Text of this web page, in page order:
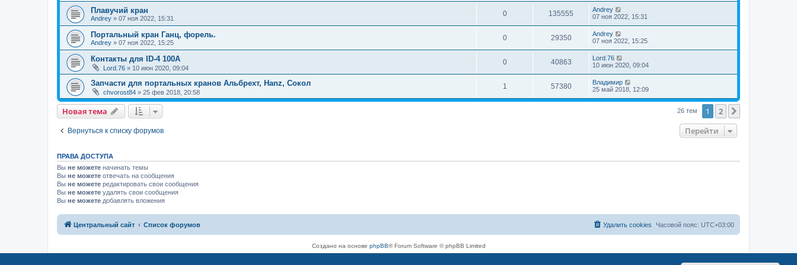
Плавучий кран
Andrey » 07 ноя 2022, 15:31
0 135555
Andrey
07 ноя 2022, 15:31
Портальный кран Ганц, форель.
Andrey » 07 ноя 2022, 15:25
0 29350
Andrey
07 ноя 2022, 15:25
Контакты для ID-4 100A
Lord.76 » 10 июн 2020, 09:04
0 40863
Lord.76
10 июн 2020, 09:04
Запчасти для портальных кранов Альбрехт, Hanz, Сокол
chvorost84 » 25 фев 2018, 20:58
1 57380
Владимир
25 май 2018, 12:09
Новая тема 26 тем 1 2
Вернуться к списку форумов Перейти
ПРАВА ДОСТУПА
Вы не можете начинать темы
Вы не можете отвечать на сообщения
Вы не можете редактировать свои сообщения
Вы не можете удалять свои сообщения
Вы не можете добавлять вложения
Центральный сайт Список форумов Часовой пояс: UTC+03:00
Удалить cookies
Создано на основе phpBB® Forum Software © phpBB Limited